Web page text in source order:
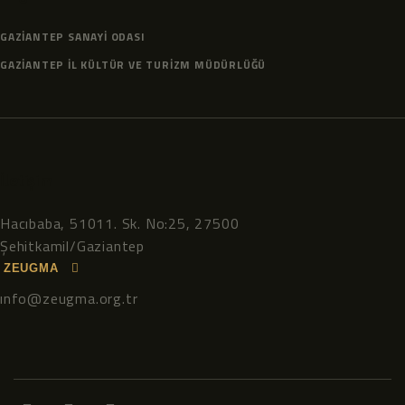
GAZIANTEP SANAYI ODASI
GAZIANTEP İL KÜLTÜR VE TURIZM MÜDÜRLÜĞÜ
Hacıbaba, 51011. Sk. No:25, 27500
Şehitkamil/Gaziantep
ZEUGMA
ınfo@zeugma.org.tr